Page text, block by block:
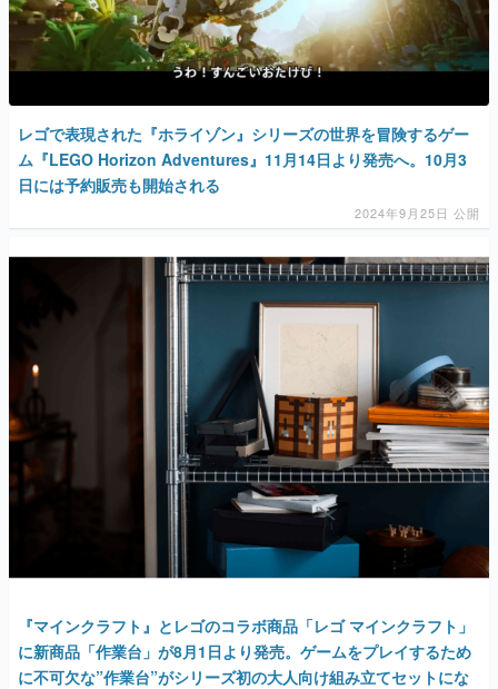
レゴで表現された『ホライゾン』シリーズの世界を冒険するゲー
ム『LEGO Horizon Adventures』11月14日より発売へ。10月3
日には予約販売も開始される
2024年9月25日 公開
『マインクラフト』とレゴのコラボ商品「レゴ マインクラフト」
に新商品「作業台」が8月1日より発売。ゲームをプレイするため
に不可欠な”作業台”がシリーズ初の大人向け組み立てセットにな